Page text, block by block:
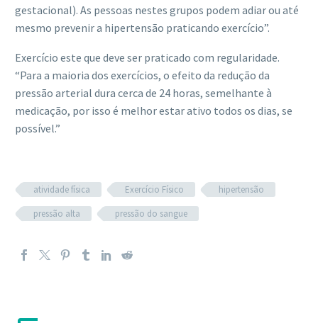
gestacional). As pessoas nestes grupos podem adiar ou até
mesmo prevenir a hipertensão praticando exercício”.
Exercício este que deve ser praticado com regularidade.
“Para a maioria dos exercícios, o efeito da redução da
pressão arterial dura cerca de 24 horas, semelhante à
medicação, por isso é melhor estar ativo todos os dias, se
possível.”
atividade física Exercício Físico
hipertensão
pressão alta
pressão do sangue